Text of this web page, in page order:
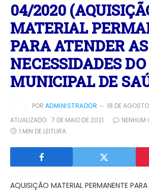
04/2020
MATERIAL
PARA ATENDER AS
NECESSIDADES
MUNICIPAL DE
POR ADMINISTRADOR
18 DE
ATUALIZADO: 7 DE MAIO DE 2021
NENHUM
1 MIN DE LEITURA
AQUISIÇÃO MATERIAL PERMANENTE